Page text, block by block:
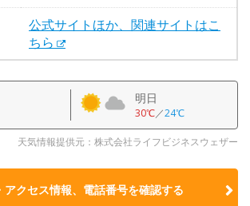
公式サイトほか、関連サイトはこ
ちら
明日
30℃／24℃
天気情報提供元：株式会社ライフビジネスウェザー
アクセス情報、電話番号を確認する